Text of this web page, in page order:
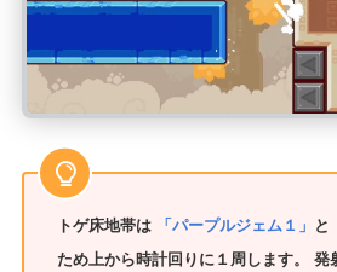
トゲ床地帯は 「パープルジェム１」 と
ため上から時計回りに１周します。 発